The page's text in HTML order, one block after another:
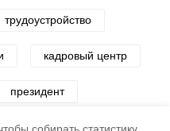
трудоустройство
кадровый центр
президент